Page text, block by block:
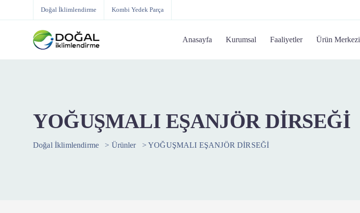
Doğal İklimlendirme Kombi Yedek Parça
Anasayfa Kurumsal Faaliyetler Ürün Merkezi
YOĞUŞMALI EŞANJÖR DİRSEĞİ
Doğal İklimlendirme > Ürünler >YOĞUŞMALI EŞANJÖR DİRSEĞİ